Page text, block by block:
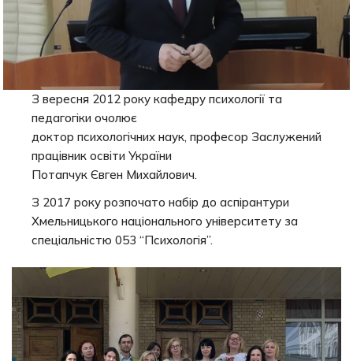
З вересня 2012 року кафедру психології та
педагогіки очолює
доктор психологічних наук, професор Заслужений
працівник освіти України
Потапчук Євген Михайлович.
З 2017 року розпочато набір до аспірантури
Хмельницького національного університету за
спеціальністю 053 “Психологія”.